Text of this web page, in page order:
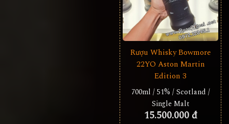
Rượu Whisky Bowmore
22YO Aston Martin
Edition 3
700ml / 51% / Scotland /
Single Malt
15.500.000 đ